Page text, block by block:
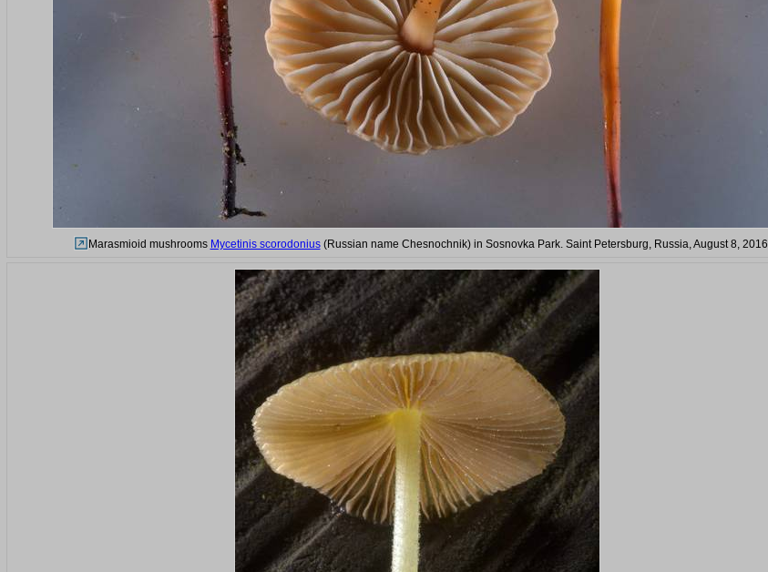
Marasmioid mushrooms Mycetinis scorodonius(Russian name Chesnochnik) in Sosnovka Park. Saint Petersburg, Russia, August 8, 2016